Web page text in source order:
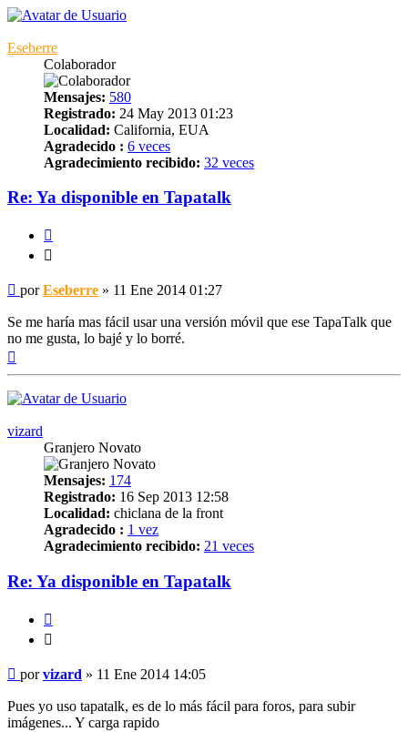
Eseberre
Colaborador
Mensajes: 580
Registrado: 24 May 2013 01:23
Localidad: California, EUA
Agradecido : 6 veces
Agradecimiento recibido: 32 veces
Re: Ya disponible en Tapatalk
Mensaje
porEseberre » 11 Ene 2014 01:27
Se me haría mas fácil usar una versión móvil que ese TapaTalk que
no me gusta, lo bajé y lo borré.
vizard
Granjero Novato
Mensajes: 174
Registrado: 16 Sep 2013 12:58
Localidad: chiclana de la front
Agradecido : 1 vez
Agradecimiento recibido: 21 veces
Re: Ya disponible en Tapatalk
Mensaje
porvizard » 11 Ene 2014 14:05
Pues yo uso tapatalk, es de lo más fácil para foros, para subir
imágenes... Y carga rapido